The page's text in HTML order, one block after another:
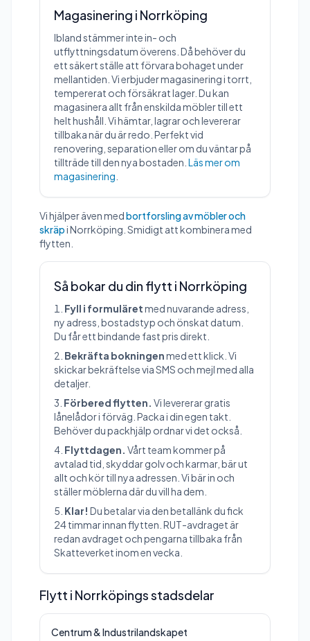
Magasinering i Norrköping
Ibland stämmer inte in- och
utflyttningsdatum överens. Då behöver du
ett säkert ställe att förvara bohaget under
mellantiden. Vi erbjuder magasinering i torrt,
tempererat och försäkrat lager. Du kan
magasinera allt från enskilda möbler till ett
helt hushåll. Vi hämtar, lagrar och levererar
tillbaka när du är redo. Perfekt vid
renovering, separation eller om du väntar på
tillträde till den nya bostaden. Läs mer om
magasinering
Vi hjälper även medbortforsling av möbler och
skräpi Norrköping. Smidigt att kombinera med
flytten.
Så bokar du din flytt i Norrköping
Fyll i formuläretmed nuvarande adress,
ny adress, bostadstyp och önskat datum.
Du får ett bindande fast pris direkt.
Bekräfta bokningenmed ett klick. Vi
skickar bekräftelse via SMS och mejl med alla
detaljer.
Förbered flytten. Vi levererar gratis
lånelådor i förväg. Packa i din egen takt.
Behöver du packhjälp ordnar vi det också.
Flyttdagen. Vårt team kommer på
avtalad tid, skyddar golv och karmar, bär ut
allt och kör till nya adressen. Vi bär in och
ställer möblerna där du vill ha dem.
Klar! Du betalar via den betallänk du fick
24 timmar innan flytten. RUT-avdraget är
redan avdraget och pengarna tillbaka från
Skatteverket inom en vecka.
Flytt i Norrköpings stadsdelar
Centrum & Industrilandskapet